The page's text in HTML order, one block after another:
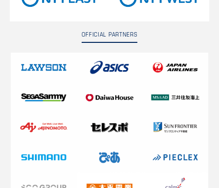
OFFICIAL PARTNERS